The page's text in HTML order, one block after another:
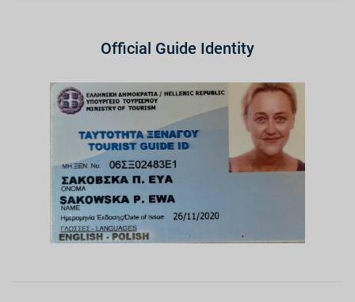
Official Guide Identity